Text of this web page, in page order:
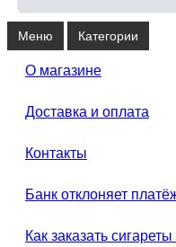
Меню Категории
О магазине
Доставка и оплата
Контакты
Банк отклоняет
Как заказать